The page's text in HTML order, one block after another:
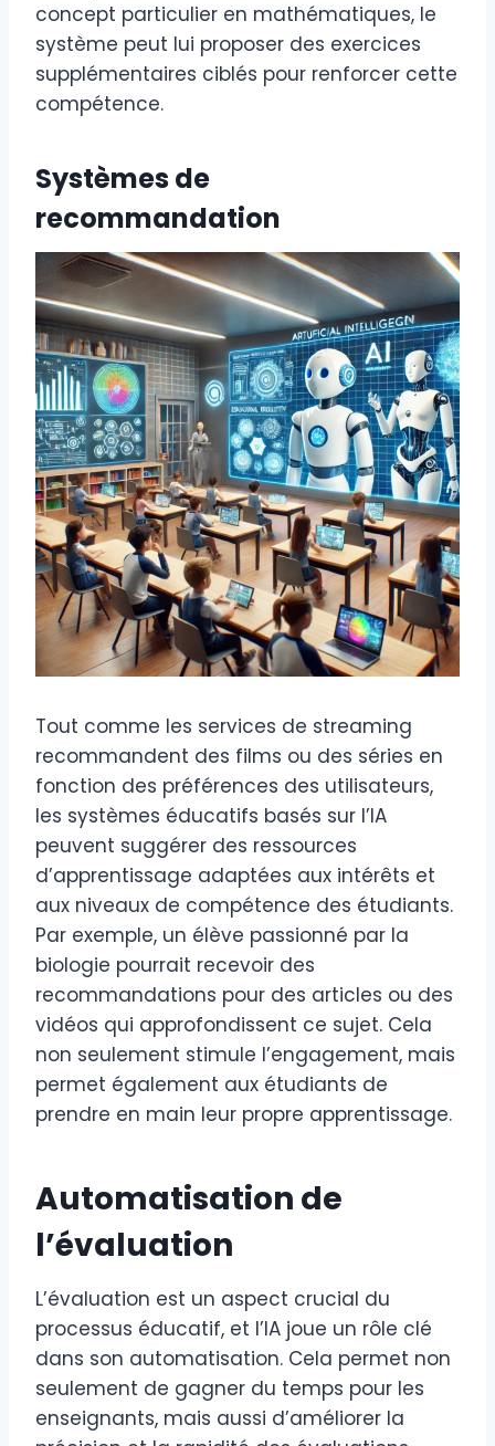
concept particulier en mathématiques, le
système peut lui proposer des exercices
supplémentaires ciblés pour renforcer cette
compétence.
Systèmes de
recommandation
Tout comme les services de streaming
recommandent des films ou des séries en
fonction des préférences des utilisateurs,
les systèmes éducatifs basés sur l’IA
peuvent suggérer des ressources
d’apprentissage adaptées aux intérêts et
aux niveaux de compétence des étudiants.
Par exemple, un élève passionné par la
biologie pourrait recevoir des
recommandations pour des articles ou des
vidéos qui approfondissent ce sujet. Cela
non seulement stimule l’engagement, mais
permet également aux étudiants de
prendre en main leur propre apprentissage.
Automatisation de
l’évaluation
L’évaluation est un aspect crucial du
processus éducatif, et l’IA joue un rôle clé
dans son automatisation. Cela permet non
seulement de gagner du temps pour les
enseignants, mais aussi d’améliorer la